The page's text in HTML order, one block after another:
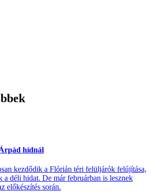
hídnál
kezdődik a Flórián téri felüljárók felújítása,
a déli hidat. De már februárban is lesznek
előkészítés során.